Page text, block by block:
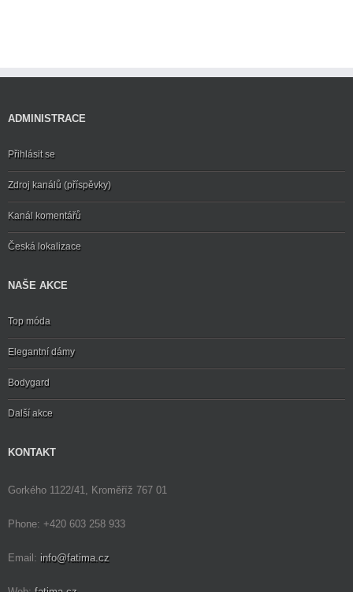
ADMINISTRACE
Přihlásit se
Zdroj kanálů (příspěvky)
Kanál komentářů
Česká lokalizace
NAŠE AKCE
Top móda
Elegantní dámy
Bodygard
Další akce
KONTAKT
Gorkého 1122/41, Kroměříž 767 01
Phone: +420 603 258 933
Email: info@fatima.cz